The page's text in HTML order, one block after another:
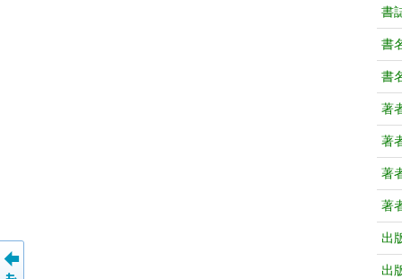
書
書
書
著
著
著
著
出
出